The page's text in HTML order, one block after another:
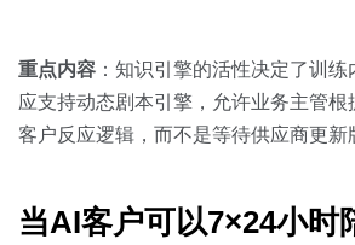
重点内容 ：知识引擎的活性决定了训
应支持动态剧本引擎，允许业务主管
客户反应逻辑，而不是等待供应商更新
当AI客户可以7×24小时